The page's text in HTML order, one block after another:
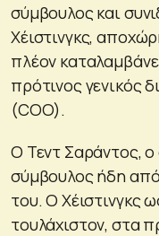
σύμβουλος και
Χέιστινγκς,
πλέον
πρότινος γενικός
(COO).
Ο Τεντ Σαράντος, ο
σύμβουλος ήδη
του. Ο Χέιστινγκς
τουλάχιστον, στα